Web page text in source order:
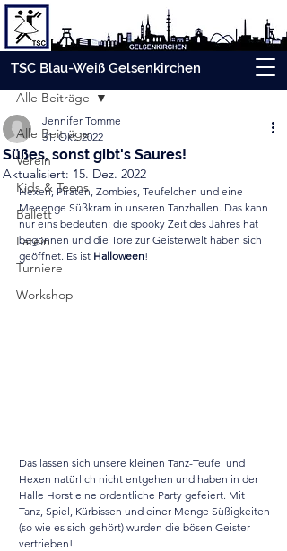
TSC Blau-Weiß Gelsenkirchen
Beitrag
Alle Beiträge
Verein
Kids & Teens
Ballett
Latein
Turniere
Workshop
Alle Beiträge
Süßes, sonst gibt's Saures!
Jennifer Tomme
31. Okt. 2022
Aktualisiert: 15. Dez. 2022
Hexen, Piraten, Zombies, Teufelchen und eine
Meeenge Süßkram in unseren Tanzhallen. Das kann
nur eins bedeuten: die spooky Zeit des Jahres hat
begonnen und die Tore zur Geisterwelt haben sich
geöffnet. Es ist Halloween!
Das lassen sich unsere kleinen Tanz-Teufel und
Hexen natürlich nicht entgehen und haben in der
Halle Horst eine ordentliche Party gefeiert. Mit
Tanz, Spiel, Kürbissen und einer Menge Süßigkeiten
(so wie es sich gehört) wurden die bösen Geister
vertrieben!